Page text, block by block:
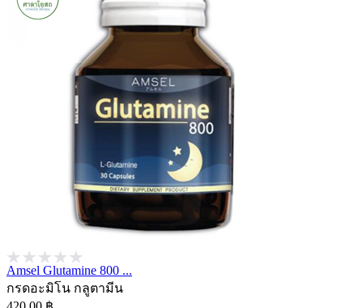
Amsel Glutamine 800 ...
กรดอะมิโน กลูตามีน